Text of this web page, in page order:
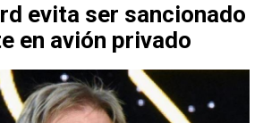
evita ser sancionado
en avión privado